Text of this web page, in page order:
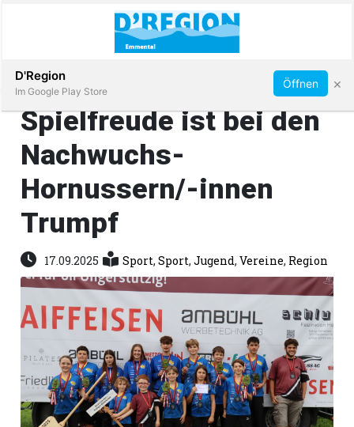
Immobilien
Veranstaltungen
Stellen
E-
Paper
App
Abonnieren
Spielfreude ist bei den
Nachwuchs-
Hornussern/-innen
Trumpf
17.09.2025 Sport,Sport,Jugend,Vereine, Region
D'Region
Im Google Play Store
Öffnen ×